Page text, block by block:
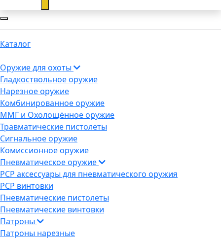
Каталог
Оружие для охоты
Гладкоствольное оружие
Нарезное оружие
Комбинированное оружие
ММГ и Охолощённое оружие
Травматические пистолеты
Сигнальное оружие
Комиссионное оружие
Пневматическое оружие
PCP аксессуары для пневматического оружия
PCP винтовки
Пневматические пистолеты
Пневматические винтовки
Патроны
Патроны нарезные